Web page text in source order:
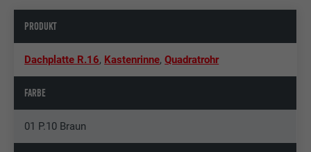
PRODUKT
Dachplatte R.16, Kastenrinne,Quadratrohr
FARBE
01 P.10 Braun